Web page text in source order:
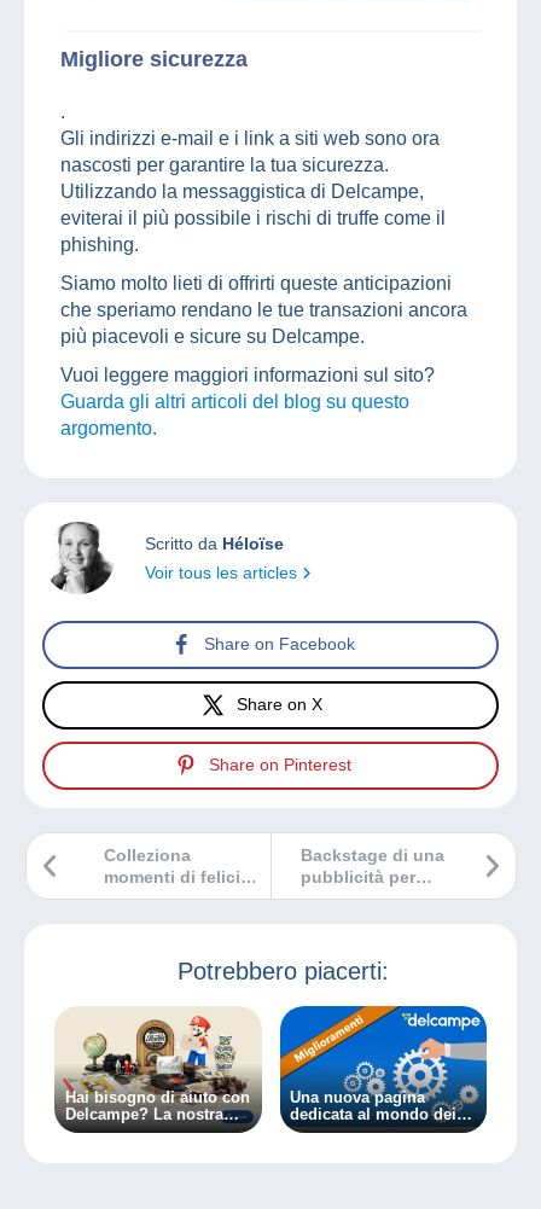
Migliore sicurezza
.
Gli indirizzi e-mail e i link a siti web sono ora
nascosti per garantire la tua sicurezza.
Utilizzando la messaggistica di Delcampe,
eviterai il più possibile i rischi di truffe come il
phishing.
Siamo molto lieti di offrirti queste anticipazioni
che speriamo rendano le tue transazioni ancora
più piacevoli e sicure su Delcampe.
Vuoi leggere maggiori informazioni sul sito?
Guarda gli altri articoli del blog su questo
argomento.
Scritto da Héloïse
Voir tous les articles
Share on Facebook
Share on X
Share on Pinterest
Backstage di una
pubblicità per
Delcampe
Colleziona
momenti di felicità
con Delcampe !
Potrebbero piacerti:
Hai bisogno di aiuto con
Delcampe? La nostra
Assistenza Clienti è
Una nuova pagina
dedicata al mondo dei
francobolli e della